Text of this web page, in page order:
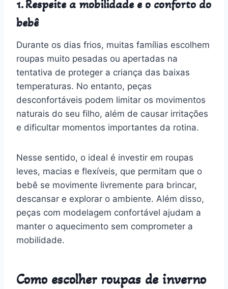
1. Respeite a mobilidade e o conforto do
bebê
Durante os dias frios, muitas famílias escolhem
roupas muito pesadas ou apertadas na
tentativa de proteger a criança das baixas
temperaturas. No entanto, peças
desconfortáveis podem limitar os movimentos
naturais do seu filho, além de causar irritações
e dificultar momentos importantes da rotina.
Nesse sentido, o ideal é investir em roupas
leves, macias e flexíveis, que permitam que o
bebê se movimente livremente para brincar,
descansar e explorar o ambiente. Além disso,
peças com modelagem confortável ajudam a
manter o aquecimento sem comprometer a
mobilidade.
Como escolher roupas de inverno